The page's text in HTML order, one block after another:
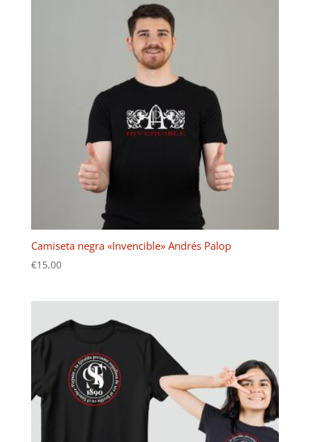
Camiseta negra «Invencible» Andrés Palop
€15,00